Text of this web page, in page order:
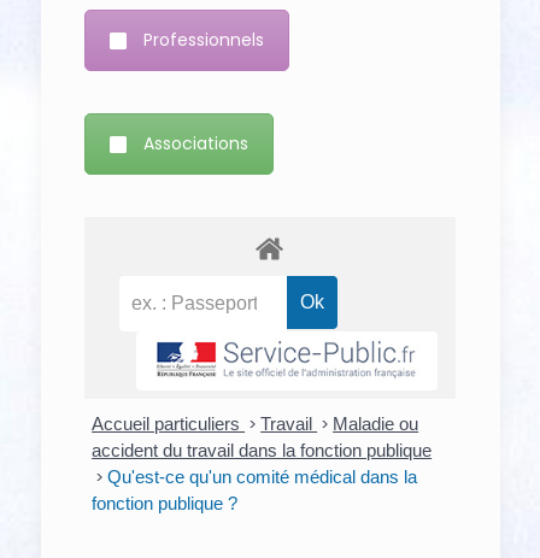
Professionnels
Associations
Accueil particuliers > Travail > Maladie ou
accident du travail dans la fonction publique
> Qu'est-ce qu'un comité médical dans la
fonction publique ?